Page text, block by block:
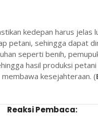
kedepan harus jelas
petani, sehingga dapat
seperti benih,
hasil produksi
kesejahteraan. (
Reaksi Pembaca: